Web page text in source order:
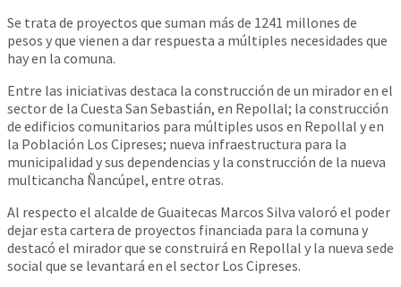
Se trata de proyectos que suman más de 1241 millones de
pesos y que vienen a dar respuesta a múltiples necesidades que
hay en la comuna.
Entre las iniciativas destaca la construcción de un mirador en el
sector de la Cuesta San Sebastián, en Repollal; la construcción
de edificios comunitarios para múltiples usos en Repollal y en
la Población Los Cipreses; nueva infraestructura para la
municipalidad y sus dependencias y la construcción de la nueva
multicancha Ñancúpel, entre otras.
Al respecto el alcalde de Guaitecas Marcos Silva valoró el poder
dejar esta cartera de proyectos financiada para la comuna y
destacó el mirador que se construirá en Repollal y la nueva sede
social que se levantará en el sector Los Cipreses.